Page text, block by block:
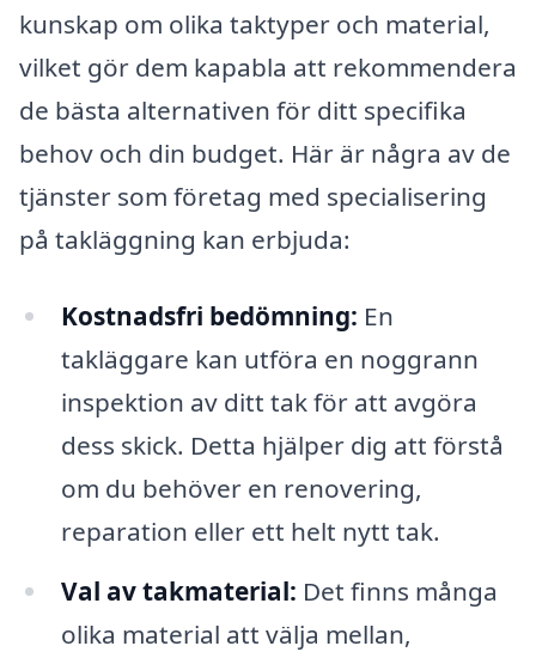
kunskap om olika taktyper och material,
vilket gör dem kapabla att rekommendera
de bästa alternativen för ditt specifika
behov och din budget. Här är några av de
tjänster som företag med specialisering
på takläggning kan erbjuda:
Kostnadsfri bedömning: En
takläggare kan utföra en noggrann
inspektion av ditt tak för att avgöra
dess skick. Detta hjälper dig att förstå
om du behöver en renovering,
reparation eller ett helt nytt tak.
Val av takmaterial: Det finns många
olika material att välja mellan,